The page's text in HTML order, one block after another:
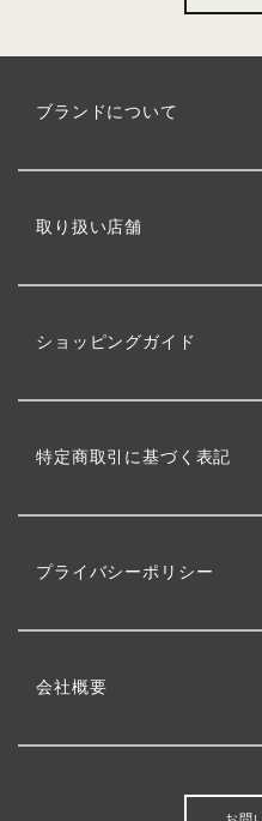
ブランドについて
取り扱い店舗
ショッピングガイド
特定商取引に基づく表記
プライバシーポリシー
会社概要